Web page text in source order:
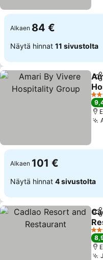
Alkaen 84 €
Näytä hinnat 11 sivustolta
Jaa
3
Alkaen 101 €
Näytä hinnat 4 sivustolta
Jaa
3